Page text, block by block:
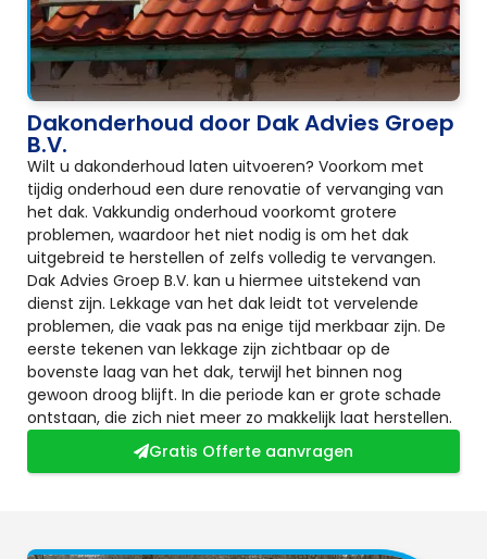
Dakonderhoud door Dak Advies Groep
B.V.
Wilt u dakonderhoud laten uitvoeren? Voorkom met
tijdig onderhoud een dure renovatie of vervanging van
het dak. Vakkundig onderhoud voorkomt grotere
problemen, waardoor het niet nodig is om het dak
uitgebreid te herstellen of zelfs volledig te vervangen.
Dak Advies Groep B.V. kan u hiermee uitstekend van
dienst zijn. Lekkage van het dak leidt tot vervelende
problemen, die vaak pas na enige tijd merkbaar zijn. De
eerste tekenen van lekkage zijn zichtbaar op de
bovenste laag van het dak, terwijl het binnen nog
gewoon droog blijft. In die periode kan er grote schade
ontstaan, die zich niet meer zo makkelijk laat herstellen.
Gratis Offerte aanvragen